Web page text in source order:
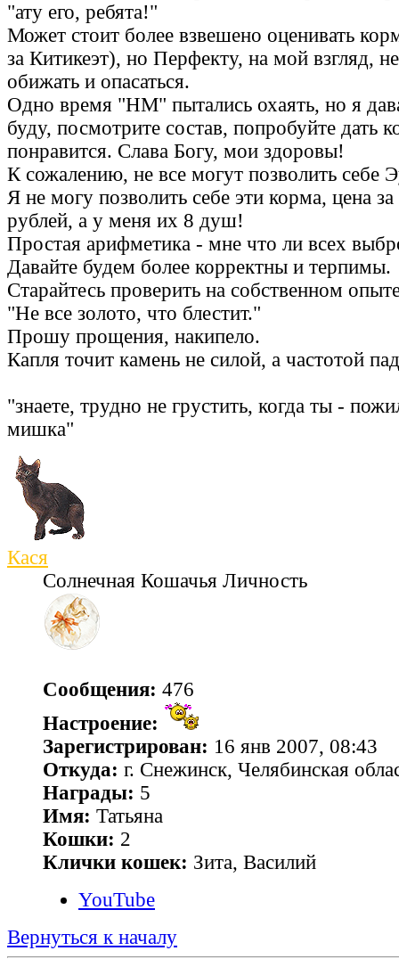
"ату его, ребята!"
Может стоит более взвешено оценивать
за Китикеэт), но Перфекту, на мой взгляд,
обижать и опасаться.
Одно время "НМ" пытались охаять, но я
буду, посмотрите состав, попробуйте дать
понравится. Слава Богу, мои здоровы!
К сожалению, не все могут позволить себе
Я не могу позволить себе эти корма, цена
рублей, а у меня их 8 душ!
Простая арифметика - мне что ли всех
Давайте будем более корректны и терпимы.
Старайтесь проверить на собственном
"Не все золото, что блестит."
Прошу прощения, накипело.
Капля точит камень не силой, а частотой
"знаете, трудно не грустить, когда ты -
мишка"
Кася
Солнечная Кошачья Личность
Сообщения: 476
Настроение:
Зарегистрирован: 16 янв 2007, 08:43
Откуда: г. Снежинск, Челябинская
Награды: 5
Имя: Татьяна
Кошки: 2
Клички кошек: Зита, Василий
YouTube
Вернуться к началу